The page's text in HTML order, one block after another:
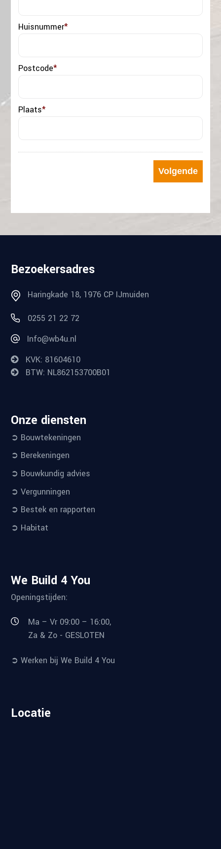
Huisnummer*
Postcode*
Plaats*
Bezoekersadres
Haringkade 18, 1976 CP IJmuiden
0255 21 22 72
Info@wb4u.nl
KVK: 81604610
BTW: NL862153700B01
Onze diensten
➲ Bouwtekeningen
➲ Berekeningen
➲ Bouwkundig advies
➲ Vergunningen
➲ Bestek en rapporten
➲ Habitat
We Build 4 You
Openingstijden:
Ma – Vr 09:00 – 16:00,
Za & Zo - GESLOTEN
➲ Werken bij We Build 4 You
Locatie